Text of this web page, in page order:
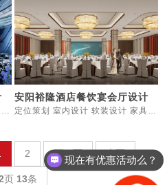
安阳裕隆酒店餐饮宴会厅设计
2 下一页 末页
页 13条
现在有优惠活动么？
你们公司位置在哪里？